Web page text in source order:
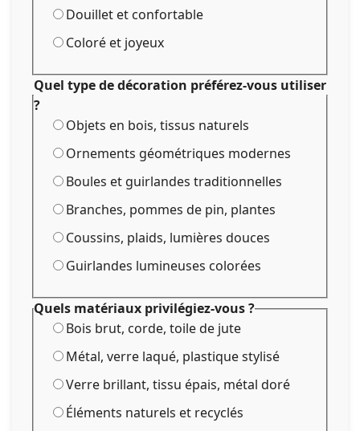
Douillet et confortable
Coloré et joyeux
Quel type de décoration préférez-vous utiliser
?
Objets en bois, tissus naturels
Ornements géométriques modernes
Boules et guirlandes traditionnelles
Branches, pommes de pin, plantes
Coussins, plaids, lumières douces
Guirlandes lumineuses colorées
Quels matériaux privilégiez-vous ?
Bois brut, corde, toile de jute
Métal, verre laqué, plastique stylisé
Verre brillant, tissu épais, métal doré
Éléments naturels et recyclés